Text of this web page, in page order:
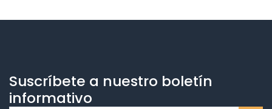
Suscríbete a nuestro boletín
informativo